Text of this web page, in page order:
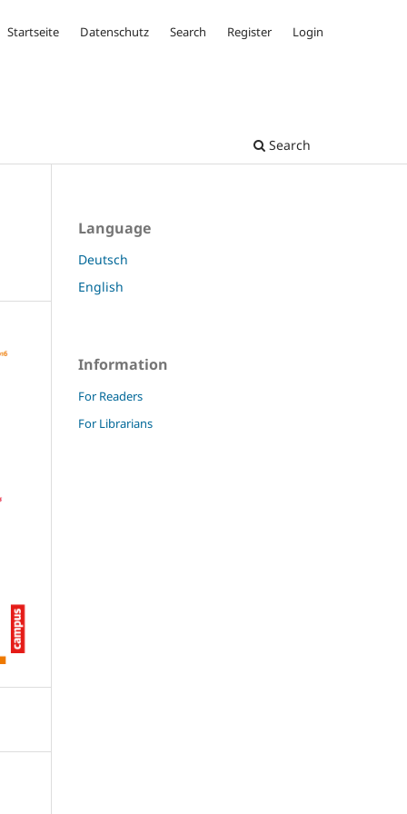
Search
Startseite Datenschutz Search Register Login
Language
Deutsch
English
Information
For Readers
For Librarians